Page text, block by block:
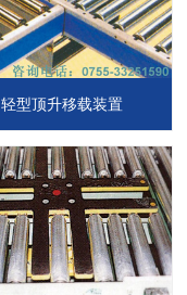
轻型顶升移载装置